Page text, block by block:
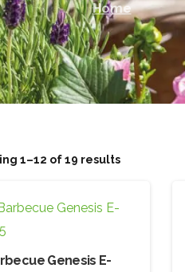
Home
1–12 of 19 results
Genesis E-